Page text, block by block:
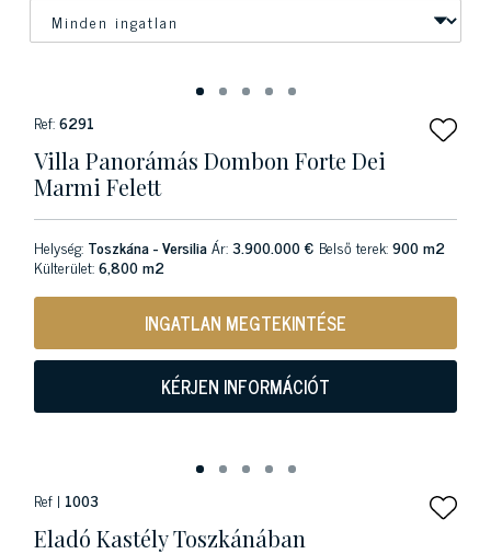
Ref:6291
Villa Panorámás Dombon Forte Dei
Marmi Felett
Helység: Toszkána - VersiliaÁr:3.900.000 € Belső terek:900 m2
Külterület:6,800 m2
INGATLAN MEGTEKINTÉSE
KÉRJEN INFORMÁCIÓT
Ref | 1003
Eladó Kastély Toszkánában